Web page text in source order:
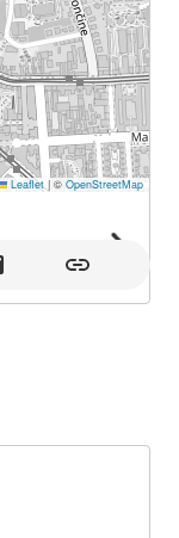
Leaflet |© OpenStreetMap